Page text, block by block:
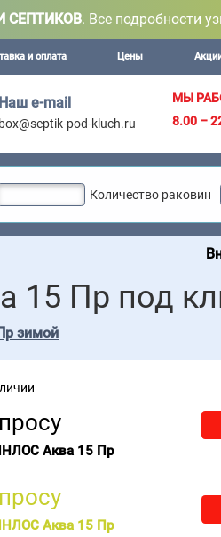
СЕПТИКОВ. Все подробности
и оплата Цены
Наш e-mail
box@septik-pod-kluch.ru
МЫ
8.00 –
Количество раковин
Внимание!
15 Пр под
зимой
Аква 15 Пр
Аква 15 Пр